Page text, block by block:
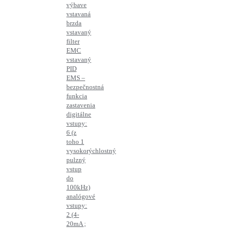
výbave
vstavaná
brzda
vstavaný
filter
EMC
vstavaný
PID
EMS –
bezpečnostná
funkcia
zastavenia
digitálne
vstupy:
6 (z
toho 1
vysokorýchlostný
pulzný
vstup
do
100kHz)
analógové
vstupy:
2 (4-
20mA ;